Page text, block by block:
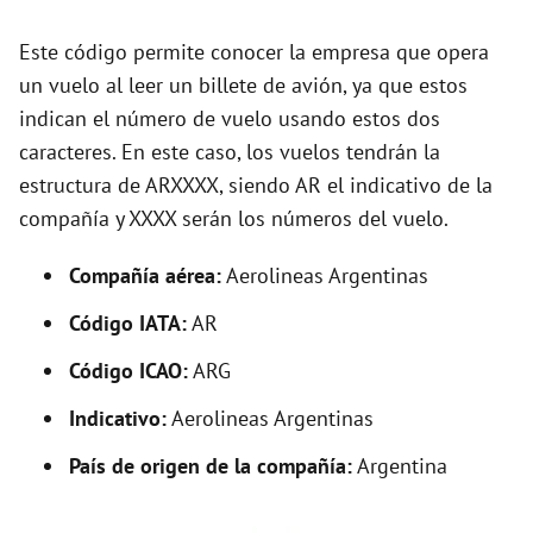
d
e
o
Este código permite conocer la empresa que opera
un vuelo al leer un billete de avión, ya que estos
indican el número de vuelo usando estos dos
caracteres. En este caso, los vuelos tendrán la
estructura de ARXXXX, siendo AR el indicativo de la
compañía y XXXX serán los números del vuelo.
Compañía aérea:Aerolineas Argentinas
Código IATA:AR
Código ICAO:ARG
Indicativo:Aerolineas Argentinas
País de origen de la compañía:Argentina